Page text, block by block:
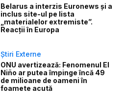
Belarus a interzis Euronews și a
inclus site-ul pe lista
„materialelor extremiste”.
Reacții în Europa
Știri Externe
ONU avertizează: Fenomenul El
Niño ar putea împinge încă 49
de milioane de oameni în
foamete acută